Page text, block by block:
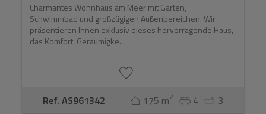
Charmantes Wohnhaus am Meer mit Garten,
Schwimmbad und großzügigen Außenbereichen. Wir
präsentieren Ihnen exklusiv dieses hervorragende Haus,
das Komfort, Geräumigke...
Ref. AS961342 175 m2 4 3